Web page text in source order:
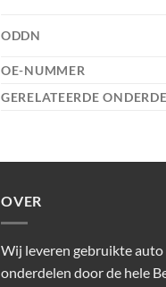
ODDN
OE-NUMMER
GERELATEERDE
OVER
Wij leveren gebruikte auto
onderdelen door de hele